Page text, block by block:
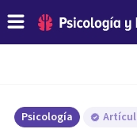
Psicología